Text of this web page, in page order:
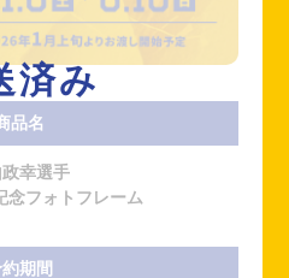
品名
幸選手
念フォトフレーム
期間
済み